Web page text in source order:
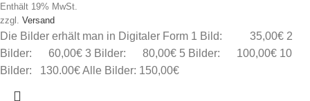
Enthält 19% MwSt.
zzgl. Versand
Die Bilder erhält man in Digitaler Form 1 Bild: 35,00€ 2
Bilder: 60,00€ 3 Bilder: 80,00€ 5 Bilder: 100,00€ 10
Bilder: 130.00€ Alle Bilder: 150,00€